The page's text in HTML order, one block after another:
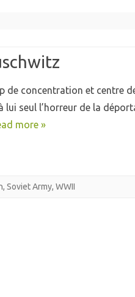
de concentration et centre
lui seul l’horreur de la
more »
, Soviet Army, WWII